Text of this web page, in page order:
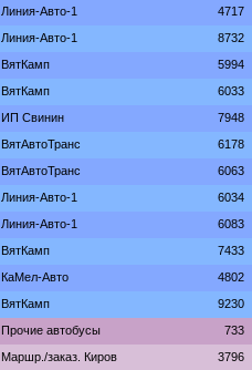
Линия-Авто-1 4717
Линия-Авто-1 8732
ВятКамп 5994
ВятКамп 6033
ИП Свинин 7948
ВятАвтоТранс 6178
ВятАвтоТранс 6063
Линия-Авто-1 6034
Линия-Авто-1 6083
ВятКамп 7433
КаМел-Авто 4802
ВятКамп 9230
Прочие автобусы 733
Маршр./заказ. Киров 3796